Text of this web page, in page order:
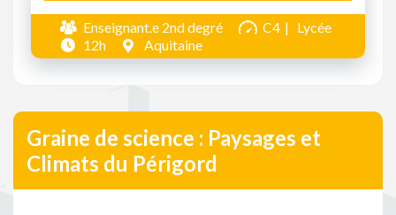
Enseignant.e 2nd degré C4
Lycée
12h
Aquitaine
Graine de science : Paysages et
Climats du Périgord